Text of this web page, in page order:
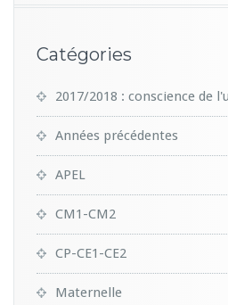
Catégories
2017/2018 : conscience de
Années précédentes
APEL
CM1-CM2
CP-CE1-CE2
Maternelle